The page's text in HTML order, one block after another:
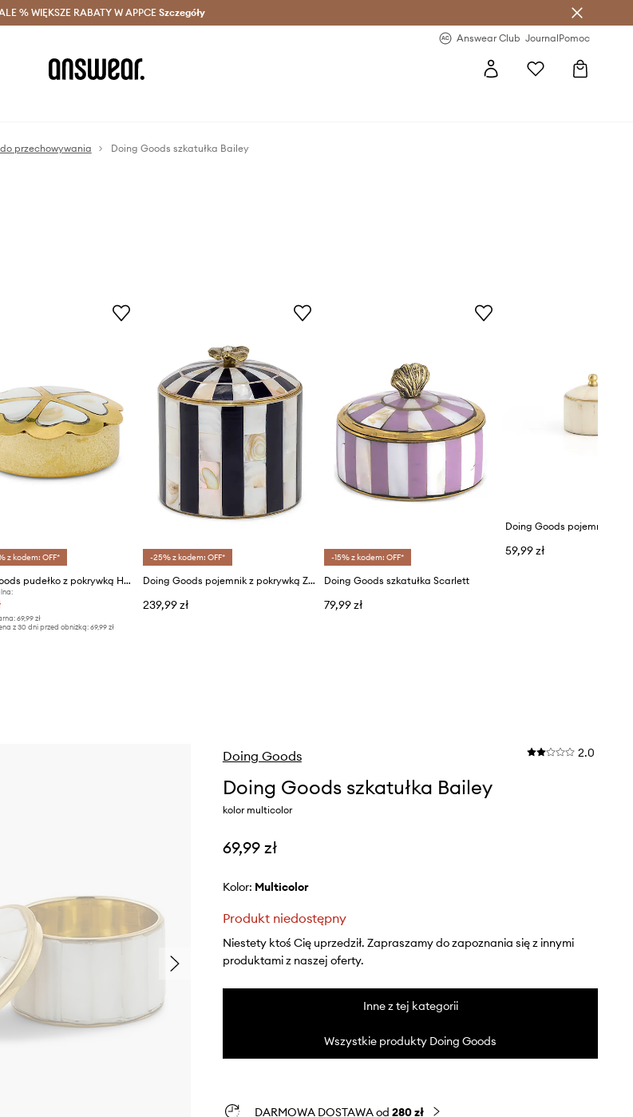
Club > Dostawa nawet w 24h >
% WIĘKSZE RABATY W APPCE Szczegóły
Answear Club JournalPomoc
do przechowywania Doing Goods szkatułka Bailey
z kodem: OFF*
Doing Goods pudełko z pokrywką Honey Heart Box Small
69,99 zł
z 30 dni przed obniżką: 69,99 zł
-25% z kodem: OFF*
Doing Goods pojemnik z pokrywką Zoey Circus Box
239,99 zł
-15% z kodem: OFF*
Doing Goods szkatułka Scarlett
79,99 zł
59,99 zł
Doing Goods 2.0
Doing Goods szkatułka Bailey
kolor multicolor
69,99 zł
Kolor: multicolor
Produkt niedostępny
Niestety ktoś Cię uprzedził. Zapraszamy do zapoznania się z innymi
produktami z naszej oferty.
Inne z tej kategorii
Wszystkie produkty Doing Goods
DARMOWA DOSTAWA od 280 zł